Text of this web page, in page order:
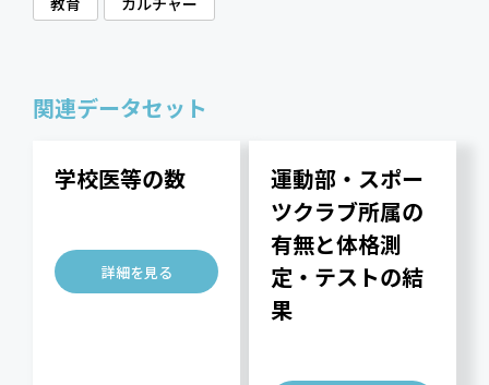
関連データセット
学校医等の数
詳細を見る
運動部・スポー
ツクラブ所属の
有無と体格測
定・テストの結
果